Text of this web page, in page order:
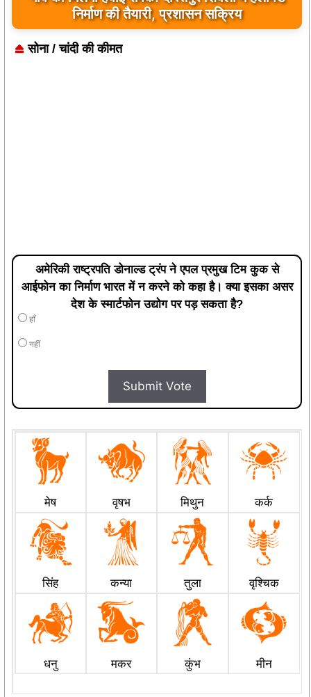
निर्माण की तैयारी, प्रशासन सक्रिय
सोना / चांदी की कीमत
अमेरिकी राष्ट्रपति डोनाल्ड ट्रंप ने एपल प्रमुख टिम कुक से
आईफोन का निर्माण भारत में न करने को कहा है। क्या इसका असर
देश के स्मार्टफोन उद्योग पर पड़ सकता है?
हाँ
नहीं
Submit Vote
मेष वृषभ मिथुन कर्क
सिंह कन्या तुला वृश्चिक
धनु मकर कुंभ मीन